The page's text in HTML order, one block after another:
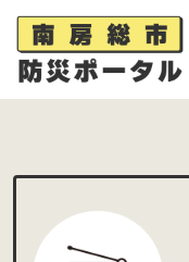
ページの先頭です